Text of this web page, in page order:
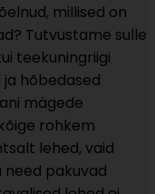
millised on
Tutvustame sulle
teekuningriigi
hõbedased
mägede
rohkem
lehed, vaid
need pakuvad